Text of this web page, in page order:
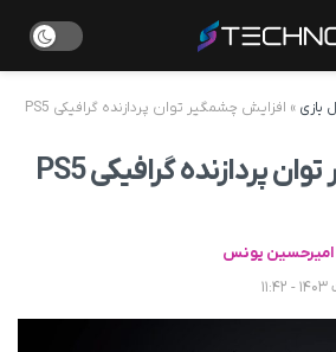
بازی »
افزایش چشمگیر توان پردازنده گرافیکی PS5
افزایش چشمگیر توان پردازنده گرافیکی PS5
امیرحسین یونس